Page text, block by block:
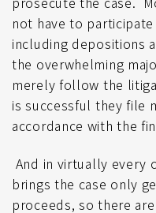
not have to
including depositions
the overwhelming
merely follow the
is successful they file
accordance with the
And in virtually every
brings the case only
proceeds, so there